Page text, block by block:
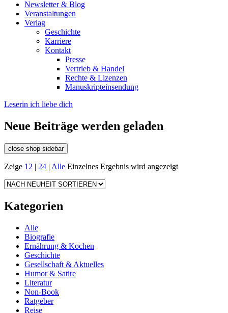
Newsletter & Blog
Veranstaltungen
Verlag
Geschichte
Karriere
Kontakt
Presse
Vertrieb & Handel
Rechte & Lizenzen
Manuskripteinsendung
Leserin ich liebe dich
Neue Beiträge werden geladen
close shop sidebar
Zeige 12 | 24 | Alle Einzelnes Ergebnis wird angezeigt
Kategorien
Alle
Biografie
Ernährung & Kochen
Geschichte
Gesellschaft & Aktuelles
Humor & Satire
Literatur
Non-Book
Ratgeber
Reise